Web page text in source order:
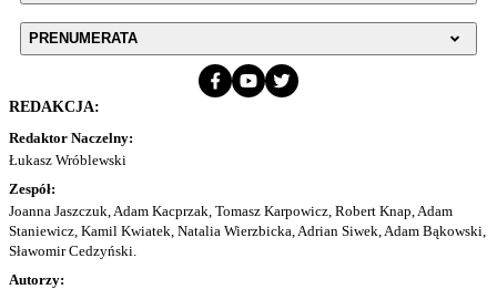
PRENUMERATA
REDAKCJA:
Redaktor Naczelny:
Łukasz Wróblewski
Zespół:
Joanna Jaszczuk, Adam Kacprzak, Tomasz Karpowicz, Robert Knap, Adam
Staniewicz, Kamil Kwiatek, Natalia Wierzbicka, Adrian Siwek, Adam Bąkowski,
Sławomir Cedzyński.
Autorzy: